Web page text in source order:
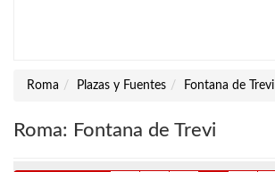
Roma Plazas y Fuentes Fontana de Trevi
Roma: Fontana de Trevi